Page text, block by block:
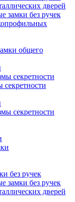
дверей
замки без ручек
общего
секретности
секретности
без ручек
замки без ручек
дверей